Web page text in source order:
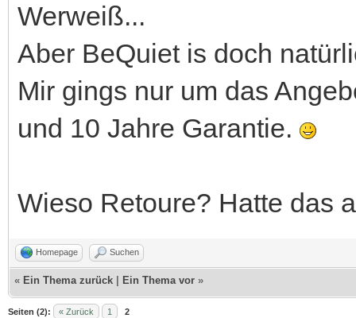
Werweiß...
Aber BeQuiet is doch
Mir gings nur um das
und 10 Jahre Garantie.
Wieso Retoure? Hatte das
Homepage Suchen
« Ein Thema zurück Ein Thema vor »
Seiten (2): « Zurück 1 2